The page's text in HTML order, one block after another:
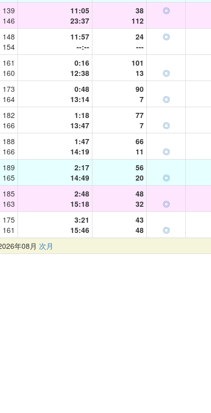
139
146
11:05
23:37
38
112
◎
148
154
11:57
--:--
24
---
◎
161
160
0:16
12:38
101
13
◎
173
164
0:48
13:14
90
7
◎
182
166
1:18
13:47
77
7
◎
188
166
1:47
14:19
66
11
◎
189
165
2:17
14:49
56
20
◎
185
163
2:48
15:18
48
32
◎
175
161
3:21
15:46
43
48
◎
年08月 次月